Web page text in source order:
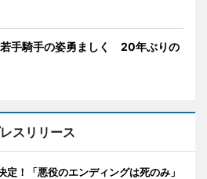
若手騎手の姿勇ましく 20年ぶりの
スリリース
！「悪役のエンディングは死のみ」